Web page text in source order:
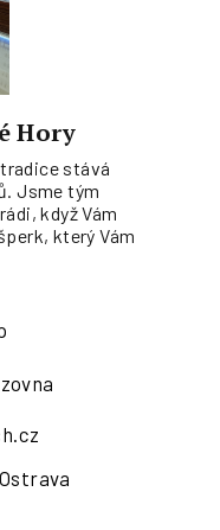
Hory
stává
Jsme tým
když Vám
který Vám